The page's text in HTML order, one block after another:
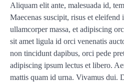
Aliquam elit ante, malesuada id,
Maecenas suscipit, risus et eleifend
ullamcorper massa, et adipiscing
sit amet ligula id orci venenatis
non tincidunt dapibus, orci pede
adipiscing ipsum lectus et libero.
mattis quam id urna. Vivamus dui.